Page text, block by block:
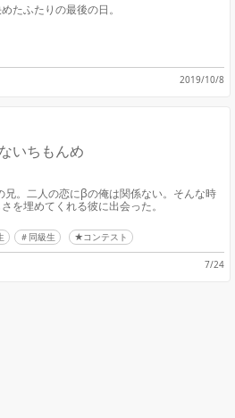
たふたりの最後の日。
2019/10/8
いちもんめ
。二人の恋にβの俺は関係ない。そんな時
を埋めてくれる彼に出会った。
同級生 ★コンテスト
7/24